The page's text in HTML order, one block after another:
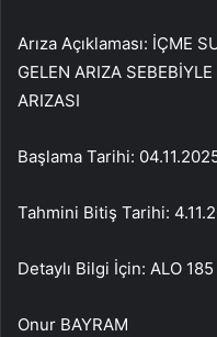
Arıza Açıklaması: İÇME
GELEN ARIZA
ARIZASI
Başlama Tarihi:
Tahmini Bitiş Tarihi:
Detaylı Bilgi İçin: ALO 185
Onur BAYRAM